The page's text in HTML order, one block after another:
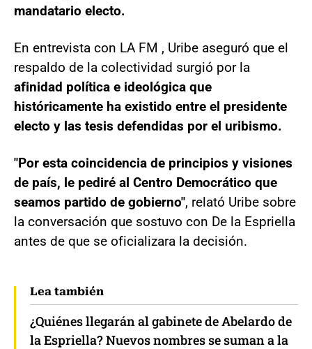
mandatario electo.
En entrevista con LA FM , Uribe aseguró que el
respaldo de la colectividad surgió por la
afinidad política e ideológica que
históricamente ha existido entre el presidente
electo y las tesis defendidas por el uribismo.
"Por esta coincidencia de principios y visiones
de país, le pediré al Centro Democrático que
seamos partido de gobierno", relató Uribe sobre
la conversación que sostuvo con De la Espriella
antes de que se oficializara la decisión.
Lea también
¿Quiénes llegarán al gabinete de Abelardo de
la Espriella? Nuevos nombres se suman a la